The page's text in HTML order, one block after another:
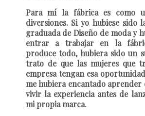
Para mí la fábrica es como
diversiones. Si yo hubiese sido
graduada de Diseño de moda y
entrar a trabajar en la
produce todo, hubiera sido un
trato de que las mujeres que
empresa tengan esa
me hubiera encantado aprender
vivir la experiencia antes de
mi propia marca.